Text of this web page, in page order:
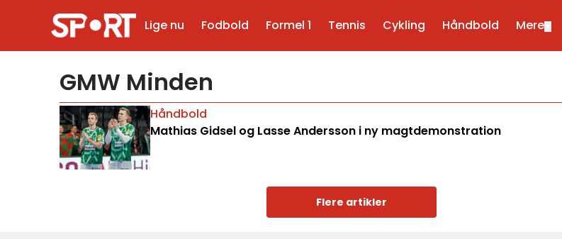
Lige nu Fodbold Formel 1 Tennis Cykling Håndbold Mere
GMW Minden
Håndbold
Mathias Gidsel og Lasse Andersson i ny magtdemonstration
Flere artikler